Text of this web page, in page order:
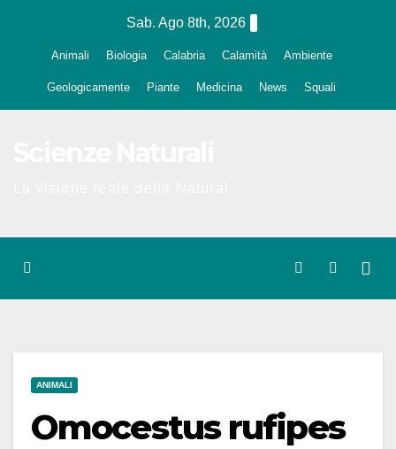
Sab. Ago 8th, 2026
Animali Biologia Calabria Calamità Ambiente
Geologicamente Piante Medicina News Squali
ANIMALI
Omocestus rufipes